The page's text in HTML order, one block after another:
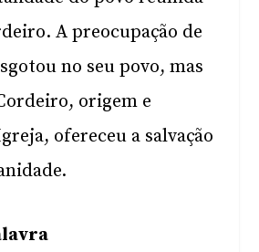
A preocupação de
no seu povo, mas
origem e
ofereceu a salvação